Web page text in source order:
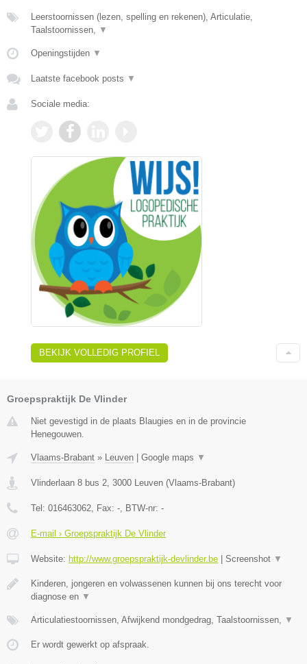
Leerstoornissen (lezen, spelling en rekenen), Articulatie,
Taalstoornissen, ▼
Openingstijden ▼
Laatste facebook posts ▼
Sociale media:
BEKIJK VOLLEDIG PROFIEL
Groepspraktijk De Vlinder
Niet gevestigd in de plaats Blaugies en in de provincie
Henegouwen.
Vlaams-Brabant » Leuven Google maps ▼
Vlinderlaan 8 bus 2, 3000 Leuven (Vlaams-Brabant)
Tel: 016463062, Fax: -, BTW-nr: -
E-mail › Groepspraktijk De Vlinder
Website: http://www.groepspraktijk-devlinder.be Screenshot ▼
Kinderen, jongeren en volwassenen kunnen bij ons terecht voor
diagnose en ▼
Articulatiestoornissen, Afwijkend mondgedrag, Taalstoornissen, ▼
Er wordt gewerkt op afspraak.